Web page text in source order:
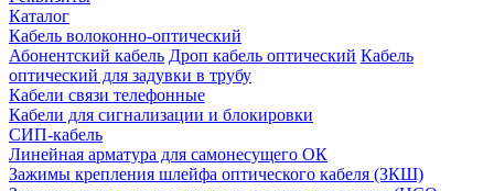
Каталог
Кабель волоконно-оптический
Абонентский кабель Дроп кабель оптический Кабель
оптический для задувки в трубу
Кабели связи телефонные
Кабели для сигнализации и блокировки
СИП-кабель
Линейная арматура для самонесущего ОК
Зажимы крепления шлейфа оптического кабеля (ЗКШ)